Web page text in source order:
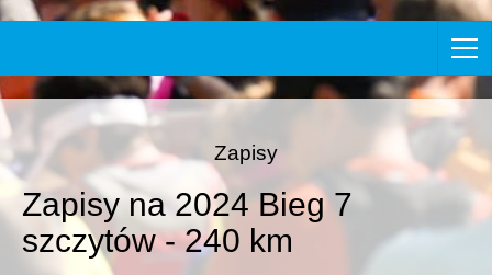
Zapisy
Zapisy na 2024 Bieg 7
szczytów - 240 km